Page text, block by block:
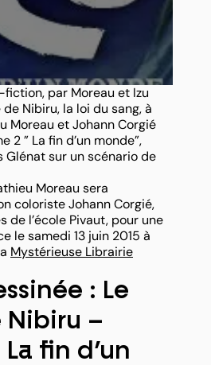
par Moreau et Izu
de Nibiru, la loi du sang, à
Moreau et Johann Corgié
2 ” La fin d’un monde”,
Glénat sur un scénario de
Moreau sera
coloriste Johann Corgié,
de l’école Pivaut, pour une
le samedi 13 juin 2015 à
Mystérieuse Librairie
: Le
Nibiru –
fin d’un